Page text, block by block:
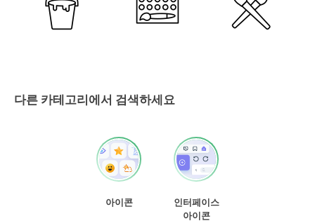
다른 카테고리에서 검색하세요
아이콘
인터페이스
아이콘